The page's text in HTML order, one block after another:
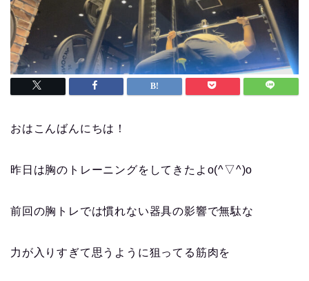
おはこんばんにちは！
昨日は胸のトレーニングをしてきたよo(^▽^)o
前回の胸トレでは慣れない器具の影響で無駄な
力が入りすぎて思うように狙ってる筋肉を